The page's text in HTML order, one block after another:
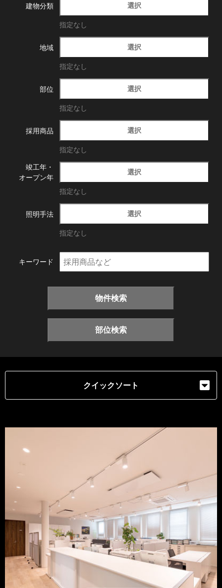
建物分類 選択
指定なし
地域 選択
指定なし
部位 選択
指定なし
採用商品 選択
指定なし
竣工年・
オープン年
選択
指定なし
照明手法 選択
指定なし
キーワード
物件検索
部位検索
クイックソート